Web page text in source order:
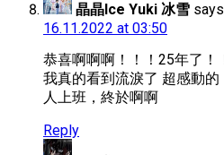
晶晶Ice Yuki 冰雪
16.11.2022 at 03:50
恭喜啊啊啊！！！25年了！
我真的看到流淚了 超感動
人上班，終於啊啊
Reply